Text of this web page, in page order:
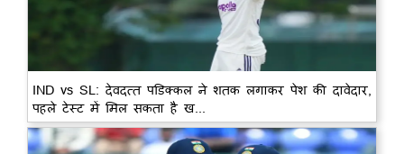
IND vs SL: देवदत्त पडिक्कल ने शतक लगाकर पेश की दावेदार,
पहले टेस्ट में मिल सकता है ख...